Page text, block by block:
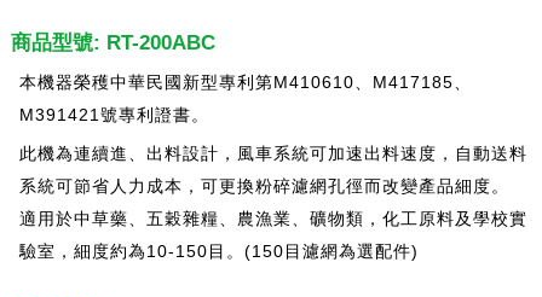
商品型號: RT-200ABC
本機器榮穫中華民國新型專利第M410610、M417185、
M391421號專利證書。
此機為連續進、出料設計，風車系統可加速出料速度，自動送料
系統可節省人力成本，可更換粉碎濾網孔徑而改變產品細度。
適用於中草藥、五穀雜糧、農漁業、礦物類，化工原料及學校實
驗室，細度約為10-150目。(150目濾網為選配件)